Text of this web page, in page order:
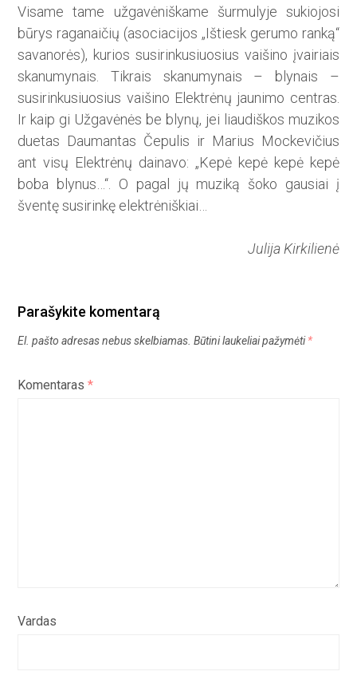
Visame tame užgavėniškame šurmulyje sukiojosi
būrys raganaičių (asociacijos „Ištiesk gerumo ranką“
savanorės), kurios susirinkusiuosius vaišino įvairiais
skanumynais. Tikrais skanumynais – blynais –
susirinkusiuosius vaišino Elektrėnų jaunimo centras.
Ir kaip gi Užgavėnės be blynų, jei liaudiškos muzikos
duetas Daumantas Čepulis ir Marius Mockevičius
ant visų Elektrėnų dainavo: „Kepė kepė kepė kepė
boba blynus…“. O pagal jų muziką šoko gausiai į
šventę susirinkę elektrėniškiai…
Julija Kirkilienė
Parašykite komentarą
El. pašto adresas nebus skelbiamas. Būtini laukeliai pažymėti*
Komentaras*
Vardas